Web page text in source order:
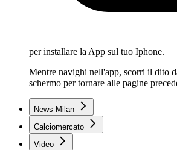
per installare la App sul tuo Iphone.
Mentre navighi nell'app, scorri il dito
schermo per tornare alle pagine
News Milan
Calciomercato
Video